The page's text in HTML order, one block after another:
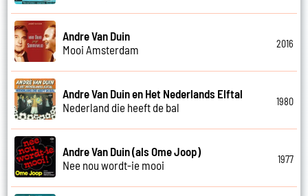
Andre Van Duin
Mooi Amsterdam
2016
Andre Van Duin en Het Nederlands Elftal
Nederland die heeft de bal
1980
Andre Van Duin (als Ome Joop)
Nee nou wordt-ie mooi
1977